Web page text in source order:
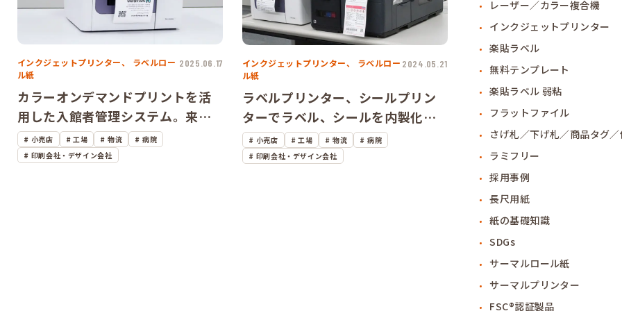
インクジェットプリンター、
ラベルロー
ル紙
2025.06.17
カラーオンデマンドプリントを活
用した入館者管理システム。来客
管理ソフトウェアとプリンター、
ネームバッジが三位一体で機能す
小売店 工場 物流
病院
印刷会社・デザイン会社
インクジェットプリンター、
ラベルロー
ル紙
2024.05.21
ラベルプリンター、シールプリン
ターでラベル、シールを内製化。
業務を劇的に改善するスピードを
ビデオで実感できます！
小売店 工場 物流
病院
印刷会社・デザイン会社
レーザー／カラー複合機
インクジェットプリンター
楽貼ラベル
無料テンプレート
楽貼ラベル 弱粘
フラットファイル
さげ札／下げ札／商品タグ
ラミフリー
採用事例
長尺用紙
紙の基礎知識
SDGs
サーマルロール紙
サーマルプリンター
FSC®認証製品